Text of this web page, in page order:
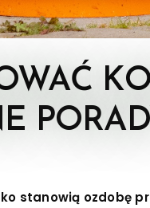
stanowią ozdobę